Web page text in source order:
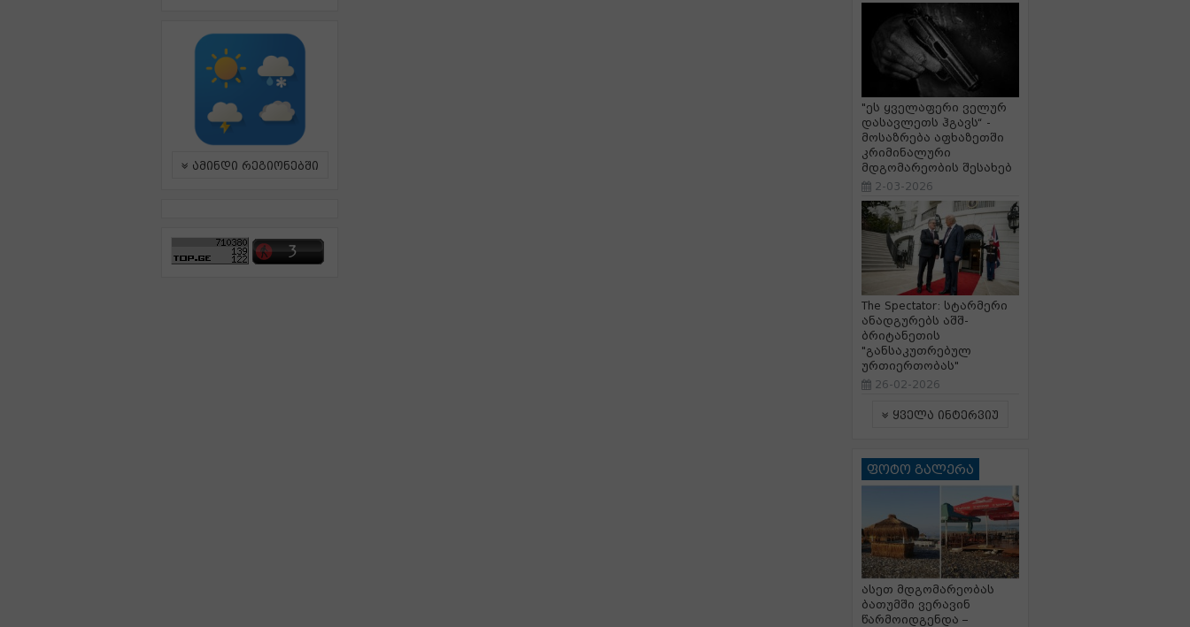
ამინდი რეგიონებში
"ეს ყველაფერი ველურ
დასავლეთს ჰგავს“ -
მოსაზრება აფხაზეთში
კრიმინალური
მდგომარეობის შესახებ
2-03-2026
The Spectator: სტარმერი
ანადგურებს აშშ-
ბრიტანეთის
"განსაკუთრებულ
ურთიერთობას"
26-02-2026
ყველა ინტერვიუ
ფოტო გალერა
ასეთ მდგომარეობას
ბათუმში ვერავინ
წარმოიდგენდა –